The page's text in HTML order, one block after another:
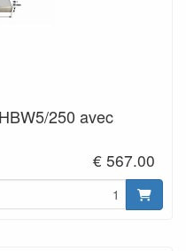
250 avec
€ 567.00